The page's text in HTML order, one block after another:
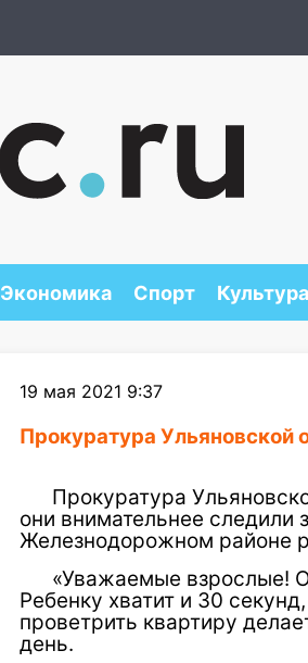
Экономика Спорт Культура
19 мая 2021 9:37
Прокуратура Ульяновской
Прокуратура
они внимательнее следили
Железнодорожном районе
«Уважаемые взрослые!
Ребенку хватит и 30
проветрить квартиру
день.